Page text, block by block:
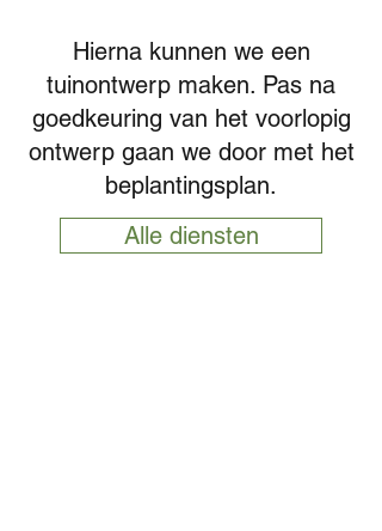
Hierna kunnen we een
tuinontwerp maken. Pas na
goedkeuring van het voorlopig
ontwerp gaan we door met het
beplantingsplan.
Alle diensten